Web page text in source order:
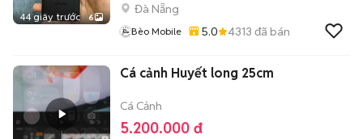
44 giây trước 6
Đà Nẵng
Bèo Mobile 5.0 4313 đã bán
Cá cảnh Huyết long 25cm
Cá Cảnh
5.200.000 đ